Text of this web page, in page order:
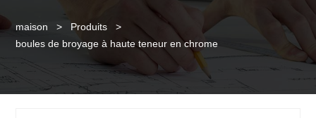
maison > Produits
>
boules de broyage à haute teneur en chrome